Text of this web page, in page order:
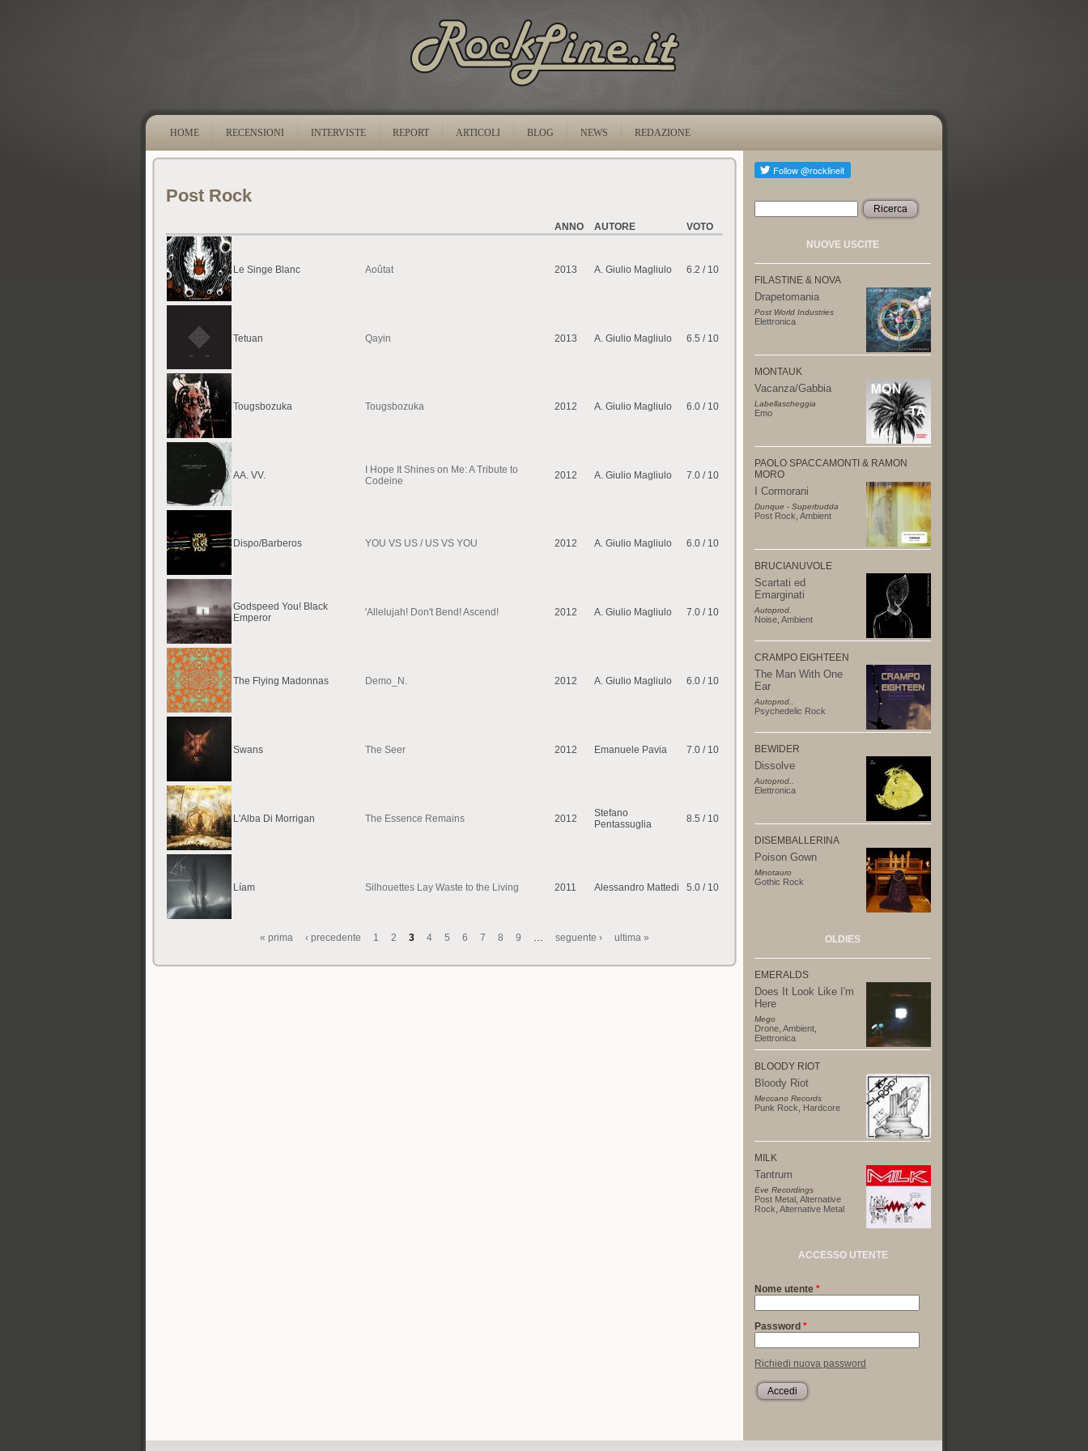
HOME RECENSIONI INTERVISTE REPORT ARTICOLI BLOG NEWS REDAZIONE
Post Rock
ANNO AUTORE VOTO
Le Singe Blanc Aoûtat 2013 A. Giulio Magliulo 6.2 / 10
Tetuan Qayin 2013 A. Giulio Magliulo 6.5 / 10
Tougsbozuka Tougsbozuka 2012 A. Giulio Magliulo 6.0 / 10
AA. VV.
I Hope It Shines on Me: A Tribute to
Codeine
2012 A. Giulio Magliulo 7.0 / 10
Dispo/Barberos YOU VS US / US VS YOU 2012 A. Giulio Magliulo 6.0 / 10
Godspeed You! Black
Emperor
'Allelujah! Don't Bend! Ascend! 2012 A. Giulio Magliulo 7.0 / 10
The Flying Madonnas Demo_N. 2012 A. Giulio Magliulo 6.0 / 10
Swans The Seer 2012 Emanuele Pavia 7.0 / 10
L'Alba Di Morrigan The Essence Remains 2012
Stefano
Pentassuglia
8.5 / 10
Líam Silhouettes Lay Waste to the Living 2011 Alessandro Mattedi 5.0 / 10
« prima ‹ precedente 1 2 3 4 5 6 7 8 9 … seguente › ultima »
Form di ricerca
Ricerca
NUOVE USCITE
FILASTINE & NOVA
Drapetomania
Post World Industries
Elettronica
MONTAUK
Vacanza/Gabbia
Labellascheggia
Emo
PAOLO SPACCAMONTI & RAMON
MORO
I Cormorani
Dunque - Superbudda
Post Rock Ambient
BRUCIANUVOLE
Scartati ed
Emarginati
Autoprod.
Noise Ambient
CRAMPO EIGHTEEN
The Man With One
Ear
Autoprod..
Psychedelic Rock
BEWIDER
Dissolve
Autoprod..
Elettronica
DISEMBALLERINA
Poison Gown
Minotauro
Gothic Rock
OLDIES
EMERALDS
Does It Look Like I'm
Here
Mego
Drone Ambient
Elettronica
BLOODY RIOT
Bloody Riot
Meccano Records
Punk Rock Hardcore
MILK
Tantrum
Eve Recordings
Post Metal Alternative
Rock Alternative Metal
ACCESSO UTENTE
Nome utente *
Password *
Richiedi nuova password